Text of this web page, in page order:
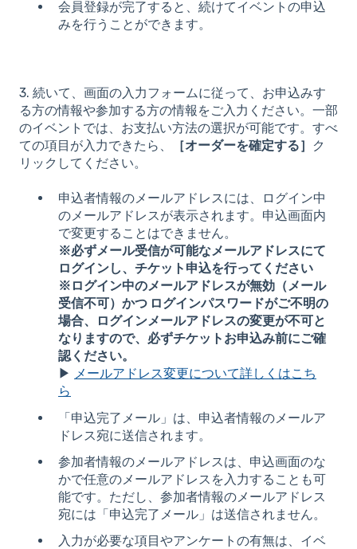
会員登録が完了すると、続けてイベントの申込
みを行うことができます。
3. 続いて、画面の入力フォームに従って、お申込みす
る方の情報や参加する方の情報をご入力ください。一部
のイベントでは、お支払い方法の選択が可能です。すべ
ての項目が入力できたら、
［オーダーを確定する］
ク
リックしてください。
申込者情報のメールアドレスには、ログイン中
のメールアドレスが表示されます。申込画面内
で変更することはできません。
※必ずメール受信が可能なメールアドレスにて
ログインし、チケット申込を行ってください
※ログイン中のメールアドレスが無効（メール
受信不可）かつ ログインパスワードがご不明の
場合、ログインメールアドレスの変更が不可と
なりますので、必ずチケットお申込み前にご確
認ください。
▶ メールアドレス変更について詳しくはこち
ら
「申込完了メール」は、申込者情報のメールア
ドレス宛に送信されます。
参加者情報のメールアドレスは、申込画面のな
かで任意のメールアドレスを入力することも可
能です。ただし、参加者情報のメールアドレス
宛には「申込完了メール」は送信されません。
入力が必要な項目やアンケートの有無は、イベ